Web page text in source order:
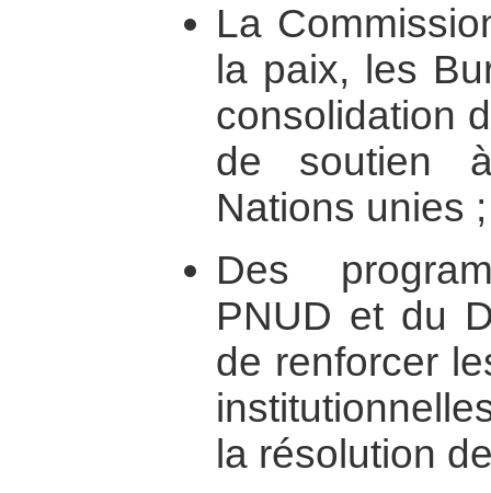
La
la paix, les
consolidation
de soutien
Nations unies ;
Des
PNUD et du
de renforcer
la résolution